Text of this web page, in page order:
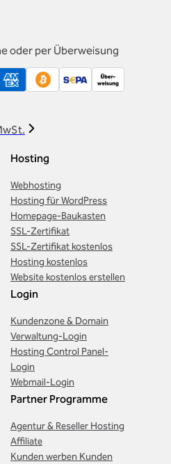
oder per Überweisung
Hosting
Webhosting
Hosting für WordPress
Homepage-Baukasten
SSL-Zertifikat
SSL-Zertifikat kostenlos
Hosting kostenlos
Website kostenlos erstellen
Login
Kundenzone & Domain
Verwaltung-Login
Hosting Control Panel-
Login
Webmail-Login
Partner Programme
Agentur & Reseller Hosting
Affiliate
Kunden werben Kunden